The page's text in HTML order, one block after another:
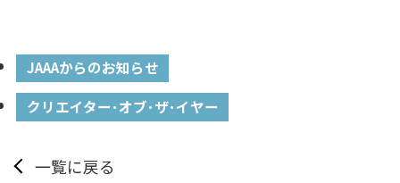
JAAAからのお知らせ
クリエイター･オブ･ザ･イヤー
一覧に戻る